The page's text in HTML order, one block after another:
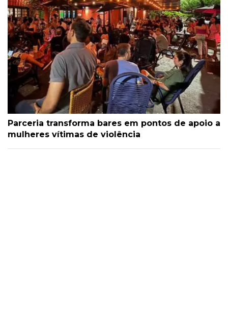
Parceria transforma bares em pontos de apoio a
mulheres vítimas de violência